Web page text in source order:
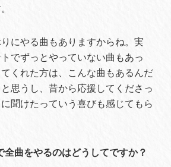
にやる曲もありますからね。実
でずっとやっていない曲もあっ
くれた方は、こんな曲もあるんだ
思うし、昔から応援してくださっ
聞けたっていう喜びも感じてもら
曲をやるのはどうしてですか？